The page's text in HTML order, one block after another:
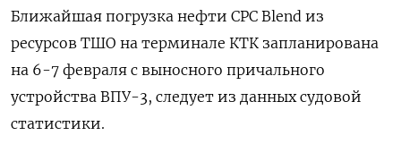
Ближайшая погрузка нефти CPC Blend из
ресурсов ТШО на терминале КТК запланирована
на 6-7 февраля с выносного причального
устройства ВПУ-3, следует из данных судовой
статистики.